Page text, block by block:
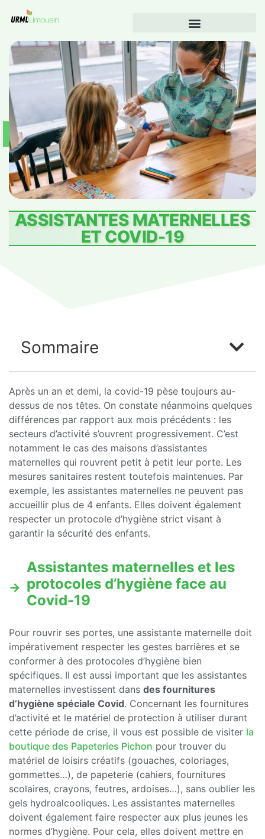
ASSISTANTES MATERNELLES
ET COVID-19
Sommaire
Après un an et demi, la covid-19 pèse toujours au-
dessus de nos têtes. On constate néanmoins quelques
différences par rapport aux mois précédents : les
secteurs d’activité s’ouvrent progressivement. C’est
notamment le cas des maisons d’assistantes
maternelles qui rouvrent petit à petit leur porte. Les
mesures sanitaires restent toutefois maintenues. Par
exemple, les assistantes maternelles ne peuvent pas
accueillir plus de 4 enfants. Elles doivent également
respecter un protocole d’hygiène strict visant à
garantir la sécurité des enfants.
Assistantes maternelles et les
protocoles d’hygiène face au
Covid-19
Pour rouvrir ses portes, une assistante maternelle doit
impérativement respecter les gestes barrières et se
conformer à des protocoles d’hygiène bien
spécifiques. Il est aussi important que les assistantes
maternelles investissent dans des fournitures
d’hygiène spéciale Covid. Concernant les fournitures
d’activité et le matériel de protection à utiliser durant
cette période de crise, il vous est possible de visiter la
boutique des Papeteries Pichon pour trouver du
matériel de loisirs créatifs (gouaches, coloriages,
gommettes…), de papeterie (cahiers, fournitures
scolaires, crayons, feutres, ardoises…), sans oublier les
gels hydroalcooliques. Les assistantes maternelles
doivent également faire respecter aux plus jeunes les
normes d’hygiène. Pour cela, elles doivent mettre en